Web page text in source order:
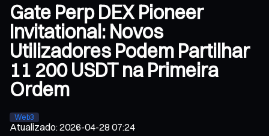
Gate Perp DEX Pioneer
Invitational: Novos
Utilizadores Podem Partilhar
11 200 USDT na Primeira
Ordem
Web3
Atualizado:2026-04-28 07:24